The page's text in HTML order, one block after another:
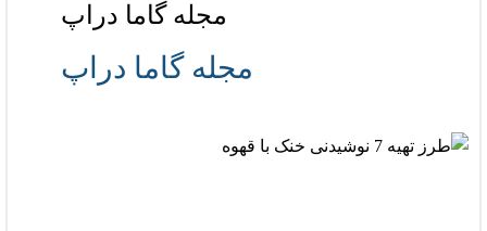
مجله گاما دراپ
مجله گاما دراپ